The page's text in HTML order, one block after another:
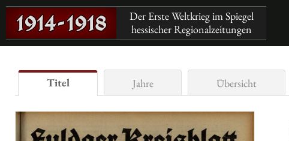
Der Erste Weltkrieg im Spiegel
hessischer Regionalzeitungen
Titel Jahre Übersicht